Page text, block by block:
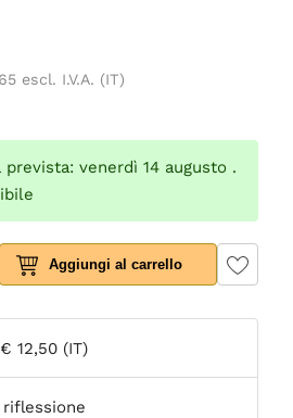
escl. I.V.A. (IT)
prevista: venerdì 14 augusto .
Aggiungi al carrello
€ 12,50 (IT)